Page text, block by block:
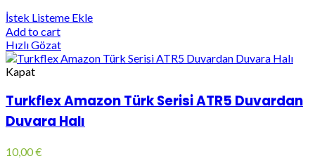
İstek Listeme Ekle
Add to cart
Hızlı Gözat
Kapat
Turkflex Amazon Türk Serisi ATR5 Duvardan
Duvara Halı
10,00€